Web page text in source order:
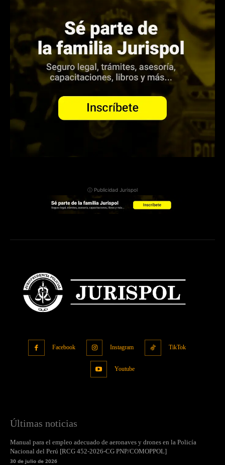
ⓘ Publicidad Jurispol
Facebook Instagram TikTok
Youtube
Últimas noticias
Manual para el empleo adecuado de aeronaves y drones en la Policía
Nacional del Perú [RCG 452-2026-CG PNP/COMOPPOL]
30 de julio de 2026